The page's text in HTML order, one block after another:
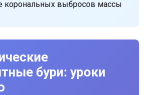
корональных выбросов массы
бури: уроки